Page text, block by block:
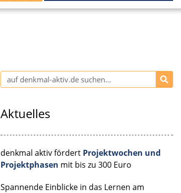
Aktuelles
denkmal aktiv fördert Projektwochen und
Projektphasen mit bis zu 300 Euro
Spannende Einblicke in das Lernen am